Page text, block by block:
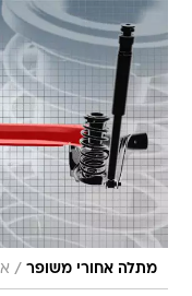
מתלה אחורי משופר /